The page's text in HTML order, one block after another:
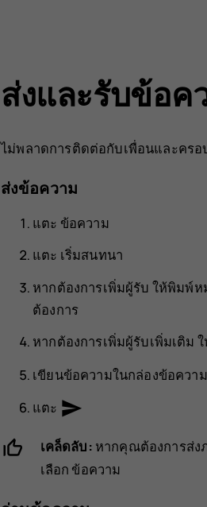
ส่งและรับข้อค
ไม่พลาดการติดต่อกับเพื่อนและครอ
ส่งข้อความ
แตะ ข้อความ
แตะ เริ่มสนทนา
หากต้องการเพิ่มผู้รับ ให้พิมพ์
ต้องการ
หากต้องการเพิ่มผู้รับเพิ่มเติม
เขียนข้อความในกล่องข้อความ
แตะ send
เคล็ดลับ: หากคุณต้องการส่ง
เลือก ข้อความ